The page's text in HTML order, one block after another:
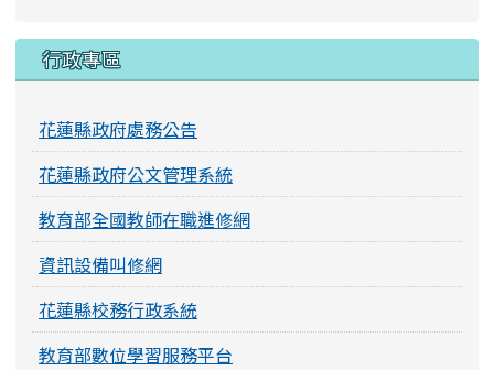
行政專區
花蓮縣政府處務公告
花蓮縣政府公文管理系統
教育部全國教師在職進修網
資訊設備叫修網
花蓮縣校務行政系統
教育部數位學習服務平台